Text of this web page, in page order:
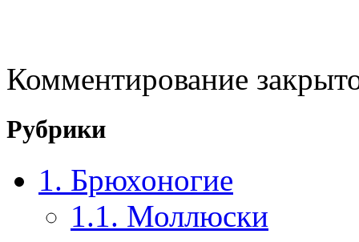
Комментирование
Рубрики
1. Брюхоногие
1.1. Моллюски